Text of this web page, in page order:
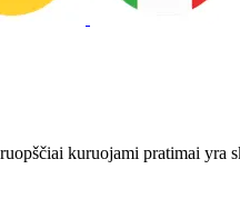
kuruojami pratimai